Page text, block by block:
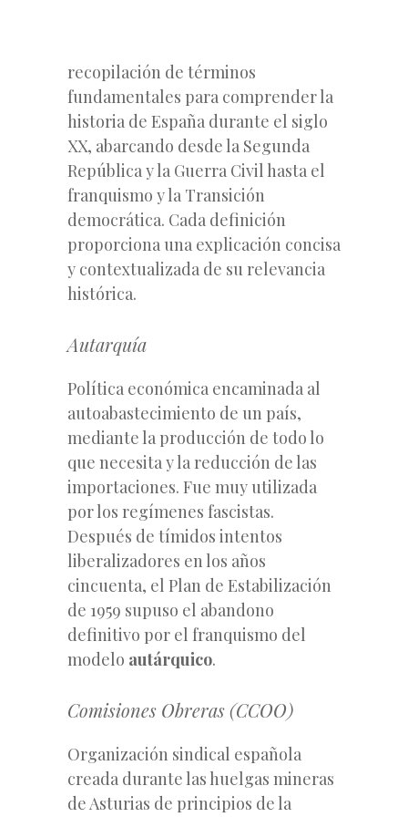
recopilación de términos
fundamentales para comprender la
historia de España durante el siglo
XX, abarcando desde la Segunda
República y la Guerra Civil hasta el
franquismo y la Transición
democrática. Cada definición
proporciona una explicación concisa
y contextualizada de su relevancia
histórica.
Autarquía
Política económica encaminada al
autoabastecimiento de un país,
mediante la producción de todo lo
que necesita y la reducción de las
importaciones. Fue muy utilizada
por los regímenes fascistas.
Después de tímidos intentos
liberalizadores en los años
cincuenta, el Plan de Estabilización
de 1959 supuso el abandono
definitivo por el franquismo del
modelo autárquico.
Comisiones Obreras (CCOO)
Organización sindical española
creada durante las huelgas mineras
de Asturias de principios de la